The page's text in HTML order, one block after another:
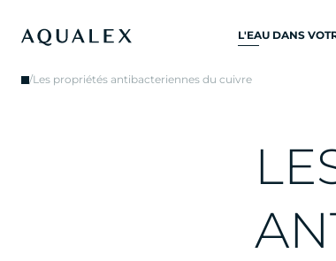
L'EAU DANS
ROBINETS
/Les propriétés antibacteriennes du cuivre
LE
AN